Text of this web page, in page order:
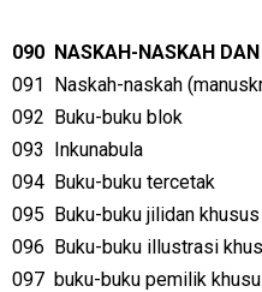
090 NASKAH-NASKAH
091 Naskah-naskah
092 Buku-buku blok
093 Inkunabula
094 Buku-buku tercetak
095 Buku-buku jilidan khusus
096 Buku-buku illustrasi
097 buku-buku pemilik